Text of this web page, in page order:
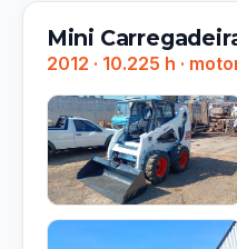
Mini
2012 · 10.225 h ·